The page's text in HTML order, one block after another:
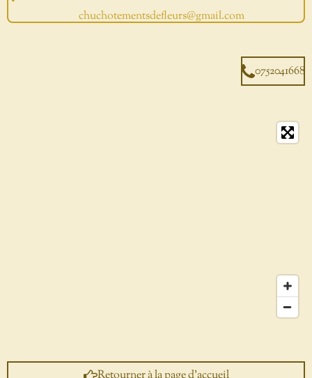
chuchotementsdefleurs@gmail.com
0752041668